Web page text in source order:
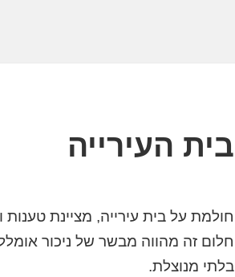
בית העירייה
חולמת על בית עירייה, מציינת
חלום זה מהווה מבשר של ניכור
בלתי מנוצלת.